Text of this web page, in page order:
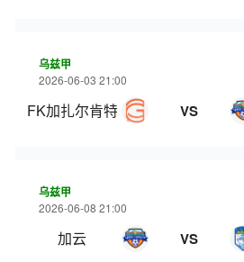
乌兹甲
2026-06-03 21:00
FK加扎尔肯特 VS
乌兹甲
2026-06-08 21:00
加云 VS